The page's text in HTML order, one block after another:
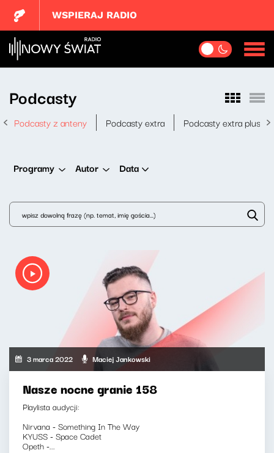
WSPIERAJ RADIO
Podcasty
Podcasty z anteny Podcasty extra Podcasty extra plus
Programy Autor Data
3 marca 2022 Maciej Jankowski
Nasze nocne granie 158
Playlista audycji:
Nirvana - Something In The Way
KYUSS - Space Cadet
Opeth -...